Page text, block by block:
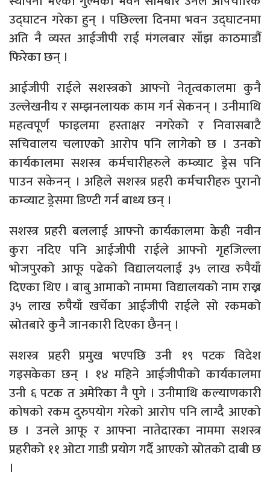
उद्घाटन गरेका हुन् । पछिल्ला दिनमा भवन उद्घाटनमा
अति नै व्यस्त आईजीपी राई मंगलबार साँझ काठमाडौं
फिरेका छन् ।
आईजीपी राईले सशस्त्रको आफ्नो नेतृत्वकालमा कुनै
उल्लेखनीय र सम्झनलायक काम गर्न सेकनन् । उनीमाथि
महत्वपूर्ण फाइलमा हस्ताक्षर नगरेको र निवासबाटै
सचिवालय चलाएको आरोप पनि लागेको छ । उनको
कार्यकालमा सशस्त्र कर्मचारीहरुले कम्व्याट ड्रेस पनि
पाउन सकेनन् । अहिले सशस्त्र प्रहरी कर्मचारीहरु पुरानो
कम्व्याट ड्रेसमा डिण्टी गर्न बाध्य छन् ।
सशस्त्र प्रहरी बललाई आफ्नो कार्यकालमा केही नवीन
कुरा नदिए पनि आईजीपी राईले आफ्नो गृहजिल्ला
भोजपुरको आफू पढेको विद्यालयलाई ३५ लाख रुपैयाँ
दिएका थिए । बाबु आमाको नाममा विद्यालयको नाम राख्न
३५ लाख रुपैयाँ खर्चेका आईजीपी राईले सो रकमको
स्रोतबारे कुनै जानकारी दिएका छैनन् ।
सशस्त्र प्रहरी प्रमुख भएपछि उनी १९ पटक विदेश
गइसकेका छन् । १४ महिने आईजीपीको कार्यकालमा
उनी ६ पटक त अमेरिका नै पुगे । उनीमाथि कल्याणकारी
कोषको रकम दुरुपयोग गरेको आरोप पनि लाग्दै आएको
छ । उनले आफू र आफ्ना नातेदारका नाममा सशस्त्र
प्रहरीको ११ ओटा गाडी प्रयोग गर्दै आएको स्रोतको दाबी छ
।